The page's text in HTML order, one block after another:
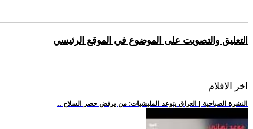
التعليق والتصويت على الموضوع في الموقع الرئيسي
اخر الافلام
.. النشرة الصباحية | العراق يتوعد المليشيات: من يرفض حصر السلاح